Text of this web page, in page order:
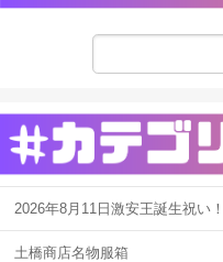
2026年8月11日激安王誕生祝い
土橋商店名物服箱